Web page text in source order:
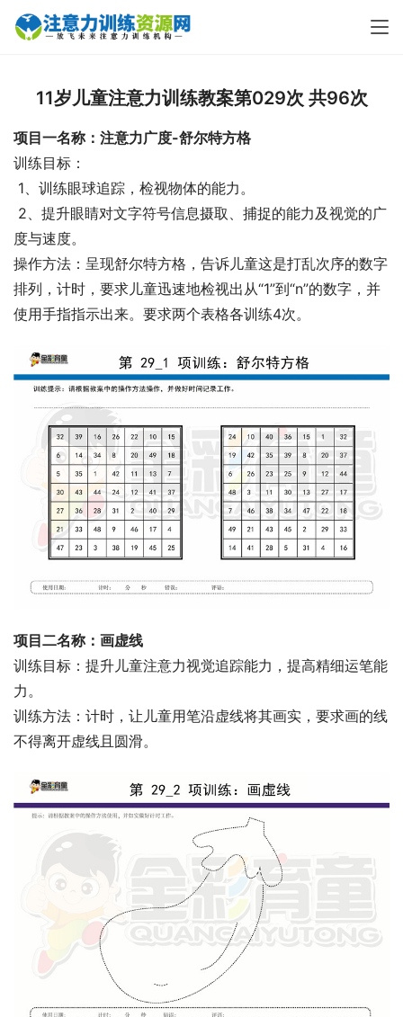
11岁儿童注意力训练教案第029次 共96次
项目一名称：注意力广度-舒尔特方格
训练目标：
1、训练眼球追踪，检视物体的能力。
度与速度。
操作方法：呈现舒尔特方格，告诉儿童这是打乱次序的数字
排列，计时，要求儿童迅速地检视出从“1”到“n”的数字，并
使用手指指示出来。要求两个表格各训练4次。
项目二名称：画虚线
训练目标：提升儿童注意力视觉追踪能力，提高精细运笔能
力。
训练方法：计时，让儿童用笔沿虚线将其画实，要求画的线
不得离开虚线且圆滑。